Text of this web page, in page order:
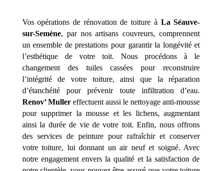
Vos opérations de rénovation de toiture à La Séauve-
sur-Semène, par nos artisans couvreurs, comprennent
un ensemble de prestations pour garantir la longévité et
l’esthétique de votre toit. Nous procédons à le
changement des tuiles cassées pour reconstruire
l’intégrité de votre toiture, ainsi que la réparation
d’étanchéité pour prévenir toute infiltration d’eau.
Renov’ Mullereffectuent aussi le nettoyage anti-mousse
pour supprimer la mousse et les lichens, augmentant
ainsi la durée de vie de votre toit. Enfin, nous offrons
des services de peinture pour rafraîchir et conserver
votre toiture, lui donnant un air neuf et soigné. Avec
notre engagement envers la qualité et la satisfaction de